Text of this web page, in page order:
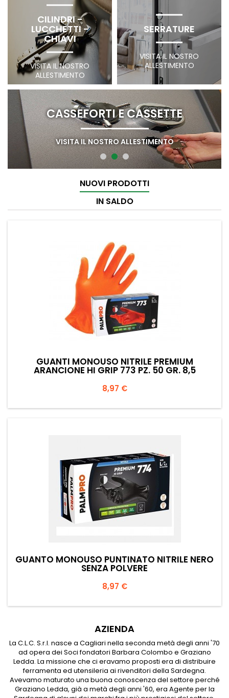
CILINDRI -
LUCCHETTI -
CHIAVI
VISITA IL NOSTRO
ALLESTIMENTO
SERRATURE
VISITA IL NOSTRO
ALLESTIMENTO
CASSEFORTI E CASSETTE
VISITA IL NOSTRO ALLESTIMENTO
NUOVI PRODOTTI
IN SALDO
GUANTI MONOUSO NITRILE PREMIUM
ARANCIONE HI GRIP 773 PZ. 50 GR. 8,5
Prezzo
8,97 €
GUANTO MONOUSO PUNTINATO NITRILE NERO
SENZA POLVERE
Prezzo
8,97 €
AZIENDA
La C.L.C. S.r.l. nasce a Cagliari nella seconda metà degli anni '70
ad opera dei Soci fondatori Barbara Colombo e Graziano
Ledda. La missione che ci eravamo proposti era di distribuire
ferramenta ed utensileria ai rivenditori della Sardegna.
Avevamo maturato una buona conoscenza del settore perché
Graziano Ledda, già a metà degli anni '60, era Agente per la